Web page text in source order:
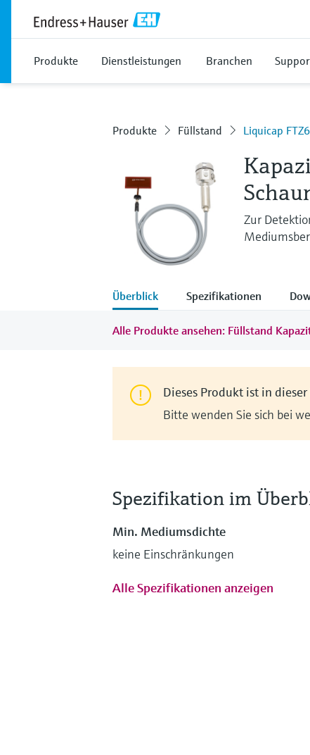
Produkte Dienstleistungen Branchen
Produkte Füllstand Liquicap
Zur
Überblick Spezifikationen
Alle Produkte ansehen: Füllstand
Dieses Produkt ist in
Bitte wenden Sie sich bei
Spezifikation im
Min. Mediumsdichte
keine Einschränkungen
Alle Spezifikationen anzeigen